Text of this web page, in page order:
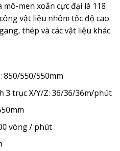
men xoắn cực đại là 118
vật liệu nhôm tốc độ cao
thép và các vật liệu khác.
850/550/550mm
3 trục X/Y/Z: 36/36/36m/phút
vòng / phút